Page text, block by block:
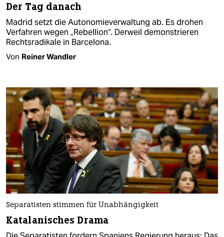
Der Tag danach
Madrid setzt die Autonomieverwaltung ab. Es drohen
Verfahren wegen „Rebellion“. Derweil demonstrieren
Rechtsradikale in Barcelona.
Von Reiner Wandler
Separatisten stimmen für Unabhängigkeit
Katalanisches Drama